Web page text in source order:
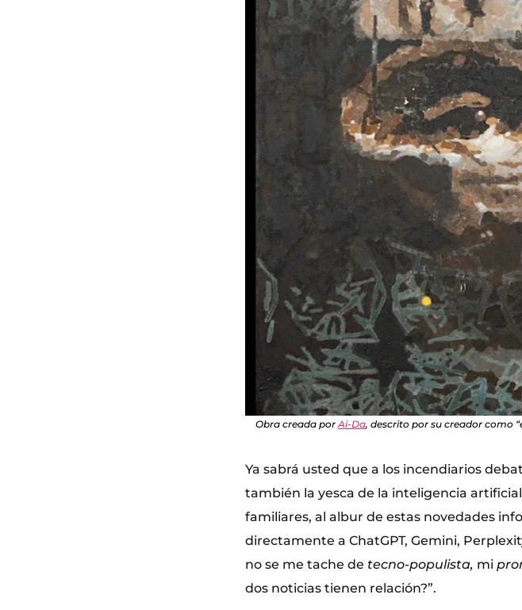
Obra creada por Ai-Da, descrito por su creador como
Ya sabrá usted que a los incendiarios
también la yesca de la inteligencia
familiares, al albur de estas novedades
directamente a ChatGPT, Gemini,
no se me tache de tecno-populista, mi
dos noticias tienen relación?”.